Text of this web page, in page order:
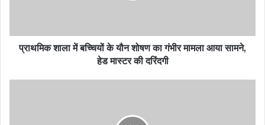
प्राथमिक शाला में बच्चियों के यौन शोषण का गंभीर मामला आया सामने,
हेड मास्टर की दरिंदगी